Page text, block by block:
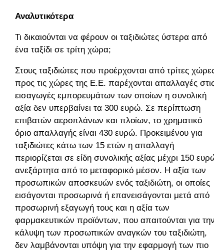
Αναλυτικότερα
Τι δικαιούνται να φέρουν οι ταξιδιώτες ύστερα από
ένα ταξίδι σε τρίτη χώρα;
Στους ταξιδιώτες που προέρχονται από τρίτες χώρες
προς τις χώρες της Ε.Ε. παρέχονται απαλλαγές στις
εισαγωγές εμπορευμάτων των οποίων η συνολική
αξία δεν υπερβαίνει τα 300 ευρώ. Σε περίπτωση
επιβατών αεροπλάνων και πλοίων, το χρηματικό
όριο απαλλαγής είναι 430 ευρώ. Προκειμένου για
ταξιδιώτες κάτω των 15 ετών η απαλλαγή
περιορίζεται σε είδη συνολικής αξίας μέχρι 150 ευρώ
ανεξάρτητα από το μεταφορικό μέσον. Η αξία των
προσωπικών αποσκευών ενός ταξιδιώτη, οι οποίες
εισάγονται προσωρινά ή επανεισάγονται μετά από
προσωρινή εξαγωγή τους και η αξία των
φαρμακευτικών προϊόντων, που απαιτούνται για την
κάλυψη των προσωπικών αναγκών του ταξιδιώτη,
δεν λαμβάνονται υπόψη για την εφαρμογή των πιο